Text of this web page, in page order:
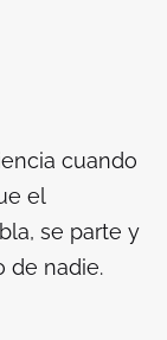
cuando
el
se parte y
de nadie.